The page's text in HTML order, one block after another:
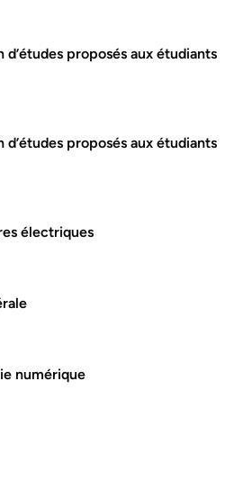
proposés aux étudiants
proposés aux étudiants
électriques
numérique